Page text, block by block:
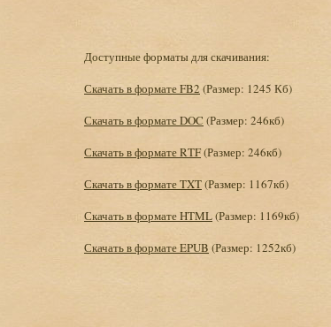
Доступные форматы для скачивания:
Скачать в формате FB2 (Размер: 1245 Кб)
Скачать в формате DOC (Размер: 246кб)
Скачать в формате RTF(Размер: 246кб)
Скачать в формате TXT(Размер: 1167кб)
Скачать в формате HTML(Размер: 1169кб)
Скачать в формате EPUB (Размер: 1252кб)